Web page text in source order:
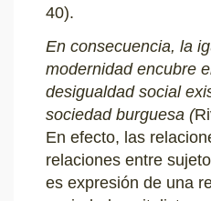
40).
En consecuencia, la
modernidad encubre
desigualdad social
sociedad burguesa (
En efecto, las
relaciones entre
es expresión de una